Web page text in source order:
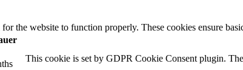
the website to function properly. These cookies ensure
This cookie is set by GDPR Cookie Consent plugin.